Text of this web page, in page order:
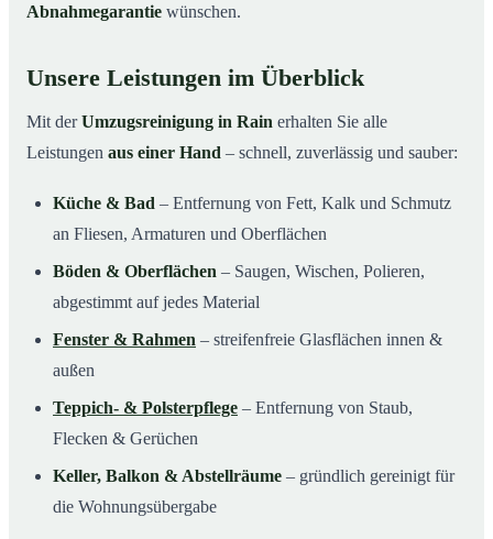
Abnahmegarantie wünschen.
Unsere Leistungen im Überblick
Mit derUmzugsreinigung in Rain erhalten Sie alle
Leistungen aus einer Hand – schnell, zuverlässig und sauber:
Küche & Bad – Entfernung von Fett, Kalk und Schmutz
an Fliesen, Armaturen und Oberflächen
Böden & Oberflächen – Saugen, Wischen, Polieren,
abgestimmt auf jedes Material
Fenster & Rahmen – streifenfreie Glasflächen innen &
außen
Teppich- & Polsterpflege – Entfernung von Staub,
Flecken & Gerüchen
Keller, Balkon & Abstellräume – gründlich gereinigt für
die Wohnungsübergabe